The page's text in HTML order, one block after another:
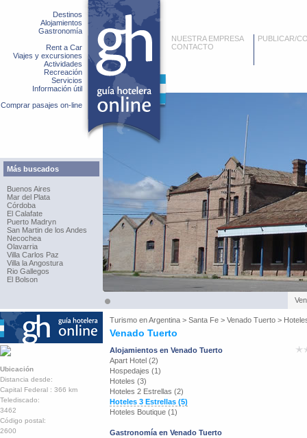
Destinos
Alojamientos
Gastronomía
Rent a Car
Viajes y excursiones
Actividades
Recreación
Servicios
Información útil
Comprar pasajes on-line
Más buscados
Buenos Aires
Mar del Plata
Córdoba
El Calafate
Puerto Madryn
San Martin de los Andes
Necochea
Olavarria
Villa Carlos Paz
Villa la Angostura
Rio Gallegos
El Bolson
NUESTRA EMPRESA
CONTACTO
PUBLICAR/
Turismo enArgentina > Santa Fe > Venado Tuerto >
Venado Tuerto
Ubicación
Distancia desde:
Capital Federal : 366 km
Telediscado:
3462
Código postal:
2600
Alojamientos en Venado Tuerto
Apart Hotel (2)
Hospedajes (1)
Hoteles (3)
Hoteles 2 Estrellas (2)
Hoteles 3 Estrellas (5)
Hoteles Boutique (1)
Gastronomía en Venado Tuerto